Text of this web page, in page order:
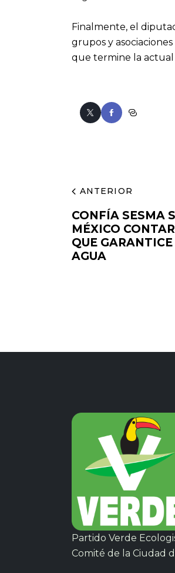
Finalmente, el
grupos y
que termine la actual
ANTERIOR
CONFÍA SESMA
MÉXICO
QUE
AGUA
Partido Verde
Comité de la Ciudad